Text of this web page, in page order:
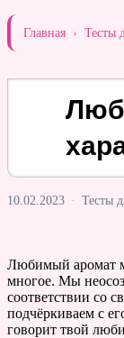
Главная › Тесты
10.02.2023 · Тесты
Любимый аромат
многое. Мы
соответствии со
подчёркиваем с
говорит твой